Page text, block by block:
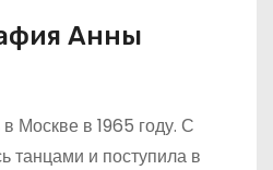
Анны
Москве в 1965 году. С
танцами и поступила в